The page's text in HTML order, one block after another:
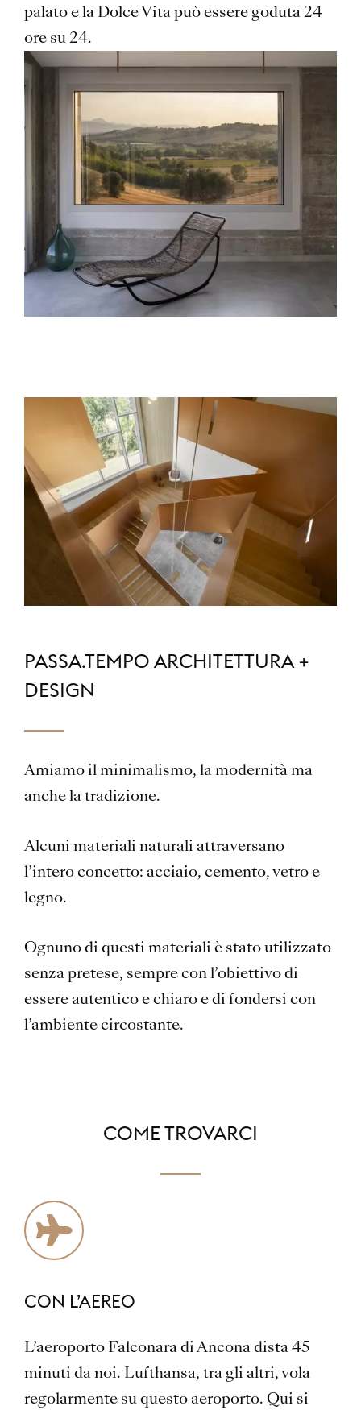
palato e la Dolce Vita può essere goduta 24
ore su 24.
PASSA.TEMPO ARCHITETTURA +
DESIGN
Amiamo il minimalismo, la modernità ma
anche la tradizione.
Alcuni materiali naturali attraversano
l’intero concetto: acciaio, cemento, vetro e
legno.
Ognuno di questi materiali è stato utilizzato
senza pretese, sempre con l’obiettivo di
essere autentico e chiaro e di fondersi con
l’ambiente circostante.
COME TROVARCI
CON L’AEREO
L’aeroporto Falconara di Ancona dista 45
minuti da noi. Lufthansa, tra gli altri, vola
regolarmente su questo aeroporto. Qui si